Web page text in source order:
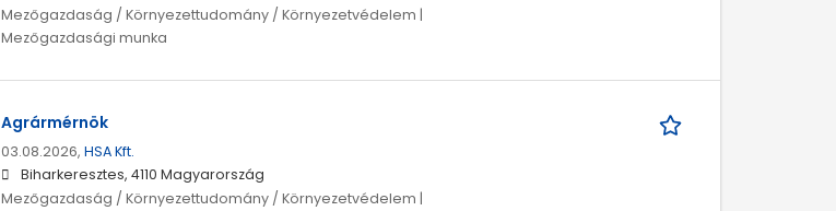
Mezőgazdaság / Környezettudomány / Környezetvédelem |
Mezőgazdasági munka
Agrármérnök
03.08.2026, HSA Kft.
Biharkeresztes, 4110 Magyarország
Mezőgazdaság / Környezettudomány / Környezetvédelem |